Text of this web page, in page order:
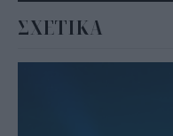
ΣΧΕΤΙΚΑ